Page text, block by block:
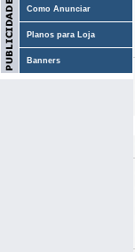
Como Anunciar
Planos para Loja
Banners